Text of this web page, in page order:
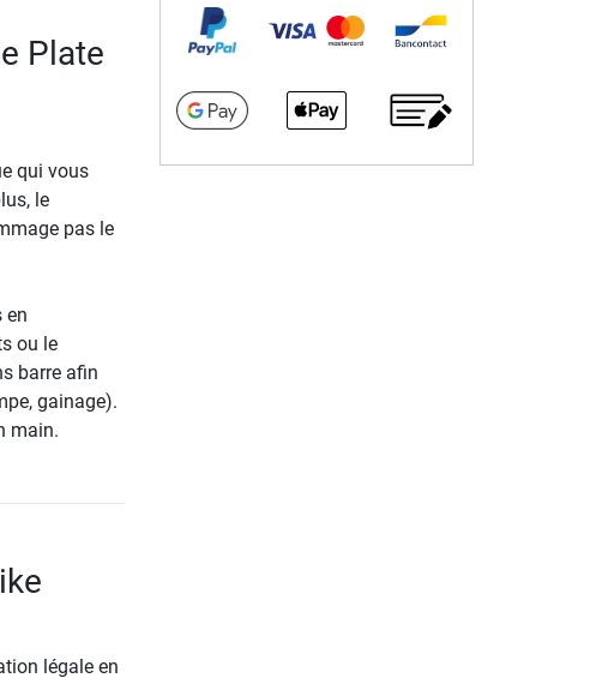
Plate
qui vous
le
pas le
en
ou le
barre afin
gainage).
main.
légale en